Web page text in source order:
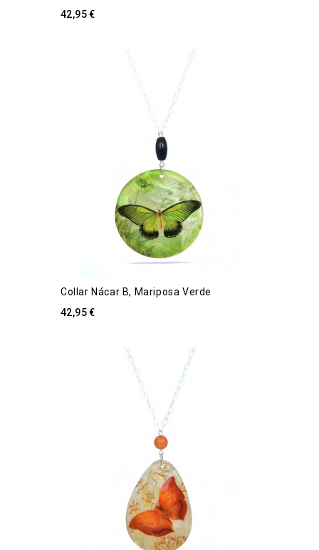
42,95 €
Collar Nácar B, Mariposa Verde
42,95 €